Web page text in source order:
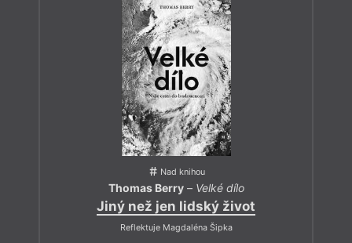
Nad knihou
Thomas Berry– Velké dílo
Jiný než jen lidský život
Reflektuje Magdaléna Šipka